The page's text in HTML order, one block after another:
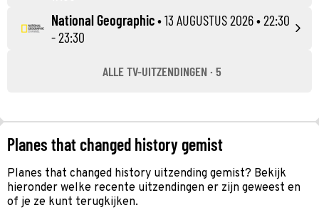
National Geographic•13 AUGUSTUS 2026• 22:30
- 23:30
ALLE TV-UITZENDINGEN · 5
Planes that changed history gemist
Planes that changed history uitzending gemist? Bekijk
hieronder welke recente uitzendingen er zijn geweest en
of je ze kunt terugkijken.